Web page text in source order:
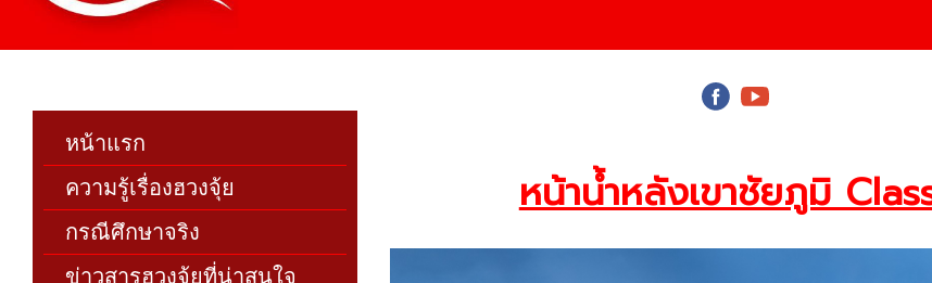
หน้าแรก
ความรู้เรื่องฮวงจุ้ย
กรณีศึกษาจริง
ข่าวสารฮวงจุ้ยที่น่าสนใจ
หน้าน้ำหลังเขาชัยภูมิ